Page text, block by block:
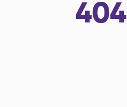
404